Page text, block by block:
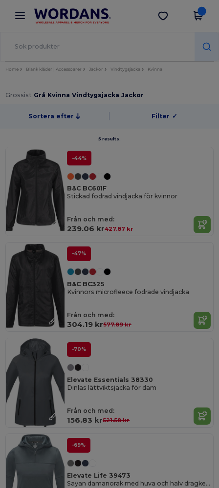
× Wordans-app
Bättre priser i appen!
Hämta app
Home Blank kläder | Accessoarer Jackor Vindtygsjacka Kvinna
Grossist Grå Kvinna Vindtygsjacka Jackor
Sortera efter Filter ✓
5 results.
-44%
B&C BC601F
Stickad fodrad vindjacka för kvinnor
Från och med:
239.06 kr427.87 kr
-47%
B&C BC325
Kvinnors microfleece fodrade vindjacka
Från och med:
304.19 kr577.89 kr
-70%
Elevate Essentials 38330
Dinlas lättviktsjacka för dam
Från och med:
156.83 kr521.58 kr
-69%
Elevate Life 39473
Sayan damanorak med huva och halv dragkedja